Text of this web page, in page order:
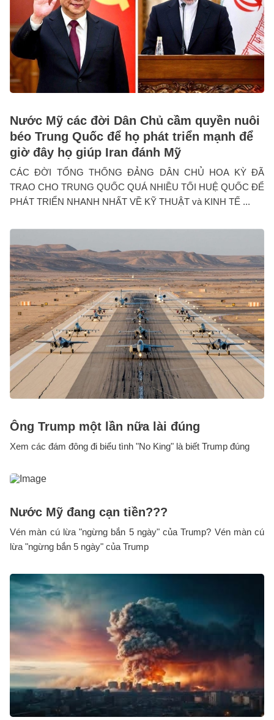
Nước Mỹ các đời Dân Chủ cầm quyền nuôi
béo Trung Quốc để họ phát triển mạnh để
giờ đây họ giúp Iran đánh Mỹ
CÁC ĐỜI TỔNG THỐNG ĐẢNG DÂN CHỦ HOA KỲ ĐÃ
TRAO CHO TRUNG QUỐC QUÁ NHIỀU TỐI HUỆ QUỐC ĐỂ
PHÁT TRIỂN NHANH NHẤT VỀ KỸ THUẬT và KINH TẾ ...
Ông Trump một lần nữa lài đúng
Xem các đám đông đi biểu tình "No King" là biết Trump đúng
Nước Mỹ đang cạn tiền???
Vén màn cú lừa "ngừng bắn 5 ngày" của Trump? Vén màn cú
lừa "ngừng bắn 5 ngày" của Trump